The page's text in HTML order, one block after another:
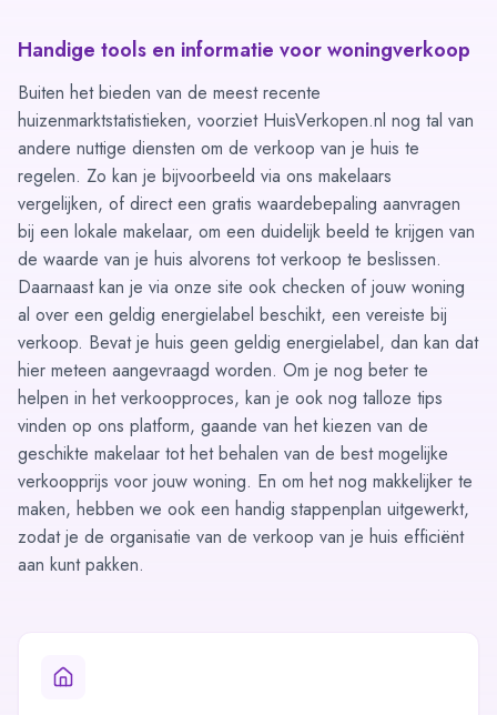
Handige tools en informatie voor woningverkoop
Buiten het bieden van de meest recente
huizenmarktstatistieken, voorziet HuisVerkopen.nl nog tal van
andere nuttige diensten om de verkoop van je huis te
regelen. Zo kan je bijvoorbeeld via ons makelaars
vergelijken, of direct een gratis waardebepaling aanvragen
bij een lokale makelaar, om een duidelijk beeld te krijgen van
de waarde van je huis alvorens tot verkoop te beslissen.
Daarnaast kan je via onze site ook checken of jouw woning
al over een geldig energielabel beschikt, een vereiste bij
verkoop. Bevat je huis geen geldig energielabel, dan kan dat
hier meteen aangevraagd worden. Om je nog beter te
helpen in het verkoopproces, kan je ook nog talloze tips
vinden op ons platform, gaande van het kiezen van de
geschikte makelaar tot het behalen van de best mogelijke
verkoopprijs voor jouw woning. En om het nog makkelijker te
maken, hebben we ook een handig stappenplan uitgewerkt,
zodat je de organisatie van de verkoop van je huis efficiënt
aan kunt pakken.